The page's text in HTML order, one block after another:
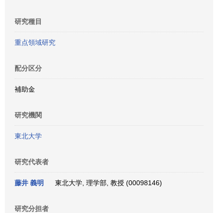
研究種目
重点領域研究
配分区分
補助金
研究機関
東北大学
研究代表者
藤井 義明 東北大学, 理学部, 教授 (00098146)
研究分担者